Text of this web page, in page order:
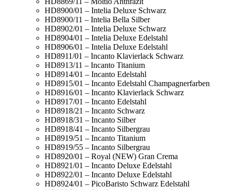
HD8900/01 – Intelia Deluxe Schwarz
HD8900/11 – Intelia Bella Silber
HD8902/01 – Intelia Deluxe Schwarz
HD8904/01 – Intelia Deluxe Edelstahl
HD8906/01 – Intelia Deluxe Edelstahl
HD8911/01 – Incanto Klavierlack Schwarz
HD8913/11 – Incanto Titanium
HD8914/01 – Incanto Edelstahl
HD8915/01 – Incanto Edelstahl Champagnerfarben
HD8916/01 – Incanto Klavierlack Schwarz
HD8917/01 – Incanto Edelstahl
HD8918/21 – Incanto Schwarz
HD8918/31 – Incanto Silber
HD8918/41 – Incanto Silbergrau
HD8919/51 – Incanto Titanium
HD8919/55 – Incanto Silbergrau
HD8920/01 – Royal (NEW) Gran Crema
HD8921/01 – Incanto Deluxe Edelstahl
HD8922/01 – Incanto Deluxe Edelstahl
HD8924/01 – PicoBaristo Schwarz Edelstahl